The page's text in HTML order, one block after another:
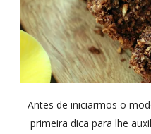
Antes de iniciarmos o
primeira dica para lhe